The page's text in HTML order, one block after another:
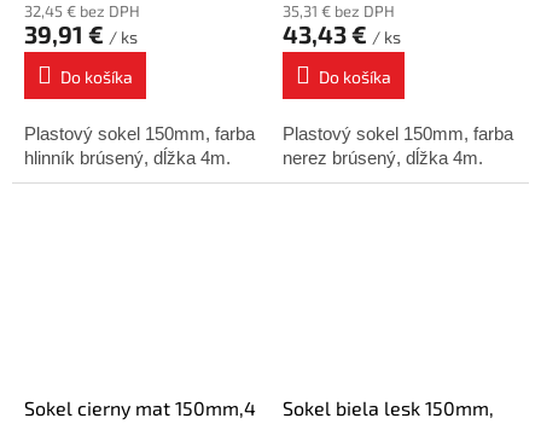
32,45 € bez DPH
39,91 € / ks
Do košíka
Plastový sokel 150mm, farba
hlinník brúsený, dĺžka 4m.
35,31 € bez DPH
43,43 € / ks
Do košíka
Plastový sokel 150mm, farba
nerez brúsený, dĺžka 4m.
Sokel cierny mat 150mm,4
Sokel biela lesk 150mm,